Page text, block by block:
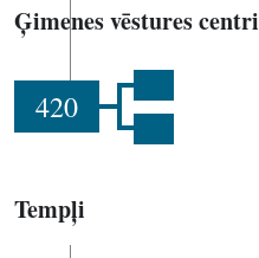
Ģimenes vēstures centri
420
Tempļi